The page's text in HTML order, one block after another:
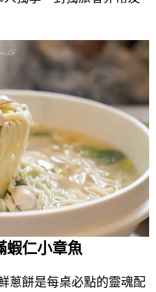
蝦仁小章魚
蔥餅是每桌必點的靈魂配